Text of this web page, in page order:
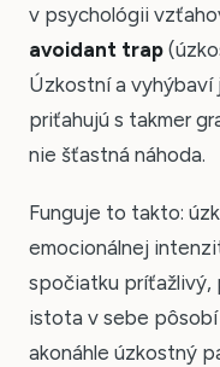
v psychológii
avoidant trap
Úzkostní a vyhýbaví
priťahujú s takmer
nie šťastná náhoda.
Funguje to takto:
emocionálnej
spočiatku príťažlivý,
istota v sebe pôsobí
akonáhle úzkostný